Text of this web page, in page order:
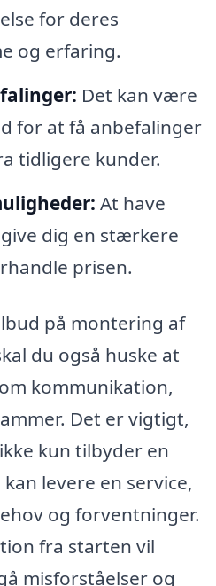
for deres
og erfaring.
Det kan være
for at få anbefalinger
tidligere kunder.
At have
dig en stærkere
prisen.
på montering af
du også huske at
kommunikation,
Det er vigtigt,
kun tilbyder en
levere en service,
og forventninger.
fra starten vil
misforståelser og